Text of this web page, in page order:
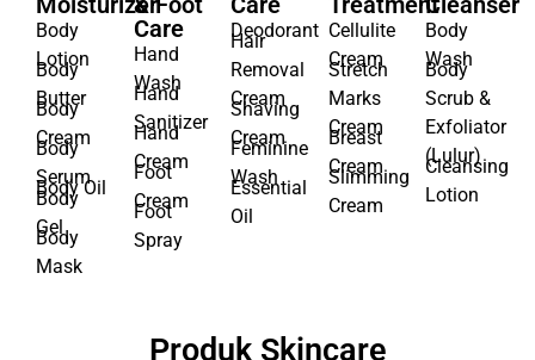
Body
Moisturizer
Body
Lotion
Body
Butter
Body
Cream
Body
Serum
Body Oil
Body
Gel
Body
Hand
& Foot
Care
Hand
Wash
Hand
Sanitizer
Hand
Cream
Foot
Cream
Foot
Personal
Care
Deodorant
Hair
Removal
Cream
Shaving
Cream
Feminine
Wash
Essential
Body
Treatment
Cellulite
Cream
Stretch
Marks
Cream
Breast
Cream
Slimming
Body
Cleanser
Body
Wash
Body
Scrub &
Exfoliator
(Lulur)
Cleansing